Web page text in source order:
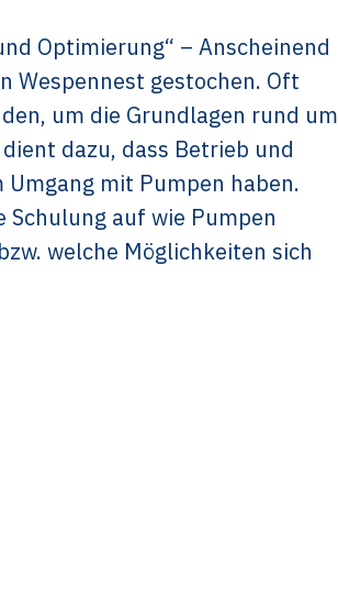
Optimierung“ – Anscheinend
Wespennest gestochen. Oft
um die Grundlagen rund um
dazu, dass Betrieb und
mit Pumpen haben.
auf wie Pumpen
welche Möglichkeiten sich